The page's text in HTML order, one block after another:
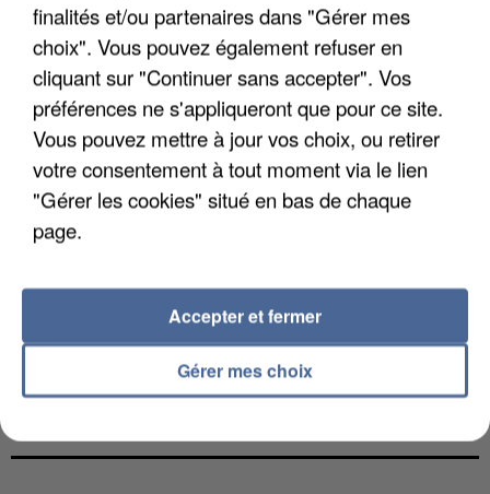
L’UN DES FONDATEURS SUPPOSÉS DE LA DZ
MAFIA INTERPELLÉ EN ALGÉRIE
finalités et/ou partenaires dans "Gérer mes
choix". Vous pouvez également refuser en
cliquant sur "Continuer sans accepter". Vos
préférences ne s'appliqueront que pour ce site.
Vous pouvez mettre à jour vos choix, ou retirer
votre consentement à tout moment via le lien
"Gérer les cookies" situé en bas de chaque
page.
Gérer mes choix
Accepter et fermer